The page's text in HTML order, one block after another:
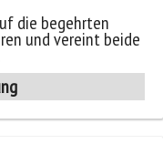
die begehrten
und vereint beide